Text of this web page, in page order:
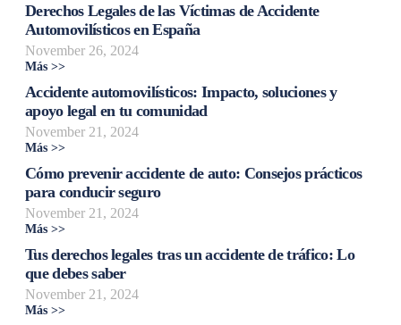
Derechos Legales de las Víctimas de Accidente
Automovilísticos en España
November 26, 2024
Más >>
Accidente automovilísticos: Impacto, soluciones y
apoyo legal en tu comunidad
November 21, 2024
Más >>
Cómo prevenir accidente de auto: Consejos prácticos
para conducir seguro
November 21, 2024
Más >>
Tus derechos legales tras un accidente de tráfico: Lo
que debes saber
November 21, 2024
Más >>